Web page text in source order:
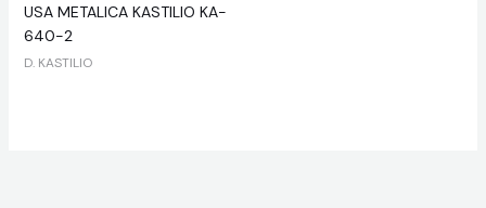
USA METALICA KASTILIO KA-
640-2
D. KASTILIO